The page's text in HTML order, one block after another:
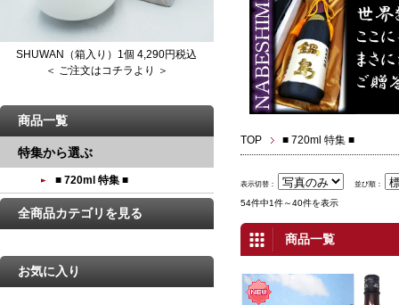
TOP ■ 720ml 特集 ■
表示切替： 並び順：
54件中1件～40件を表示
商品一覧
SHUWAN（箱入り）1個 4,290円税込
＜ ご注文はコチラより ＞
商品一覧
特集から選ぶ
■ 720ml 特集 ■
全商品カテゴリを見る
お気に入り